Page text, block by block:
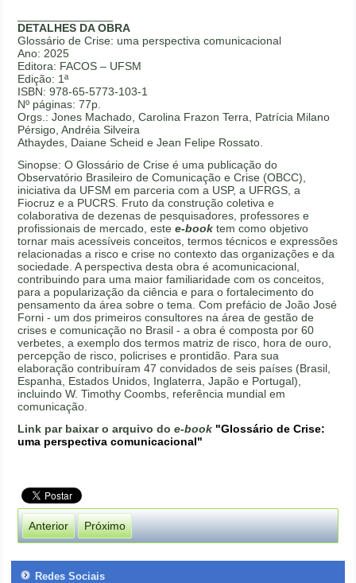
DETALHES DA OBRA
Glossário de Crise: uma perspectiva comunicacional
Ano: 2025
Editora: FACOS – UFSM
Edição: 1ª
ISBN: 978-65-5773-103-1
Nº páginas: 77p.
Orgs.: Jones Machado, Carolina Frazon Terra, Patrícia Milano
Pérsigo, Andréia Silveira
Athaydes, Daiane Scheid e Jean Felipe Rossato.
Sinopse: O Glossário de Crise é uma publicação do
Observatório Brasileiro de Comunicação e Crise (OBCC),
iniciativa da UFSM em parceria com a USP, a UFRGS, a
Fiocruz e a PUCRS. Fruto da construção coletiva e
colaborativa de dezenas de pesquisadores, professores e
profissionais de mercado, estee-book tem como objetivo
tornar mais acessíveis conceitos, termos técnicos e expressões
relacionadas a risco e crise no contexto das organizações e da
sociedade. A perspectiva desta obra é acomunicacional,
contribuindo para uma maior familiaridade com os conceitos,
para a popularização da ciência e para o fortalecimento do
pensamento da área sobre o tema. Com prefácio de João José
Forni - um dos primeiros consultores na área de gestão de
crises e comunicação no Brasil - a obra é composta por 60
verbetes, a exemplo dos termos matriz de risco, hora de ouro,
percepção de risco, policrises e prontidão. Para sua
elaboração contribuíram 47 convidados de seis países (Brasil,
Espanha, Estados Unidos, Inglaterra, Japão e Portugal),
incluindo W. Timothy Coombs, referência mundial em
comunicação.
Link par baixar o arquivo doe-book "Glossário de Crise:
uma perspectiva comunicacional"
Anterior Próximo
Redes Sociais